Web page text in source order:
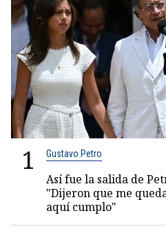
1 Gustavo Petro
Así fue la salida de
"Dijeron que me
aquí cumplo"